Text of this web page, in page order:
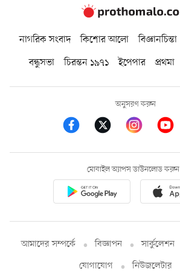
নাগরিক সংবাদ কিশোর আলো বিজ্ঞানচিন্তা
বন্ধুসভা
চিরন্তন ১৯৭১ ইপেপার প্রথমা
অনুসরণ করুন
মোবাইল অ্যাপস ডাউনলোড করুন
আমাদের সম্পর্কে বিজ্ঞাপন সার্কুলেশন
যোগাযোগ
নিউজলেটার